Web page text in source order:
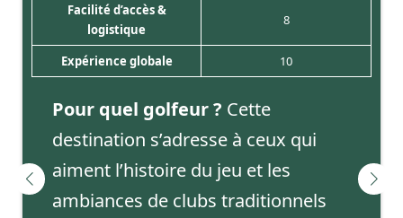
Facilité d’accès &
logistique
8
Expérience globale 10
Pour quel golfeur ? Cette
destination s’adresse à ceux qui
aiment l’histoire du jeu et les
ambiances de clubs traditionnels